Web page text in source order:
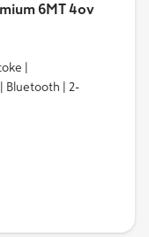
6MT 4ov
|
Bluetooth | 2-